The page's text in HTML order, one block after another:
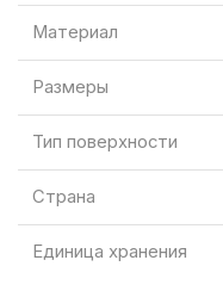
Материал
Размеры
Тип поверхности
Страна
Единица хранения